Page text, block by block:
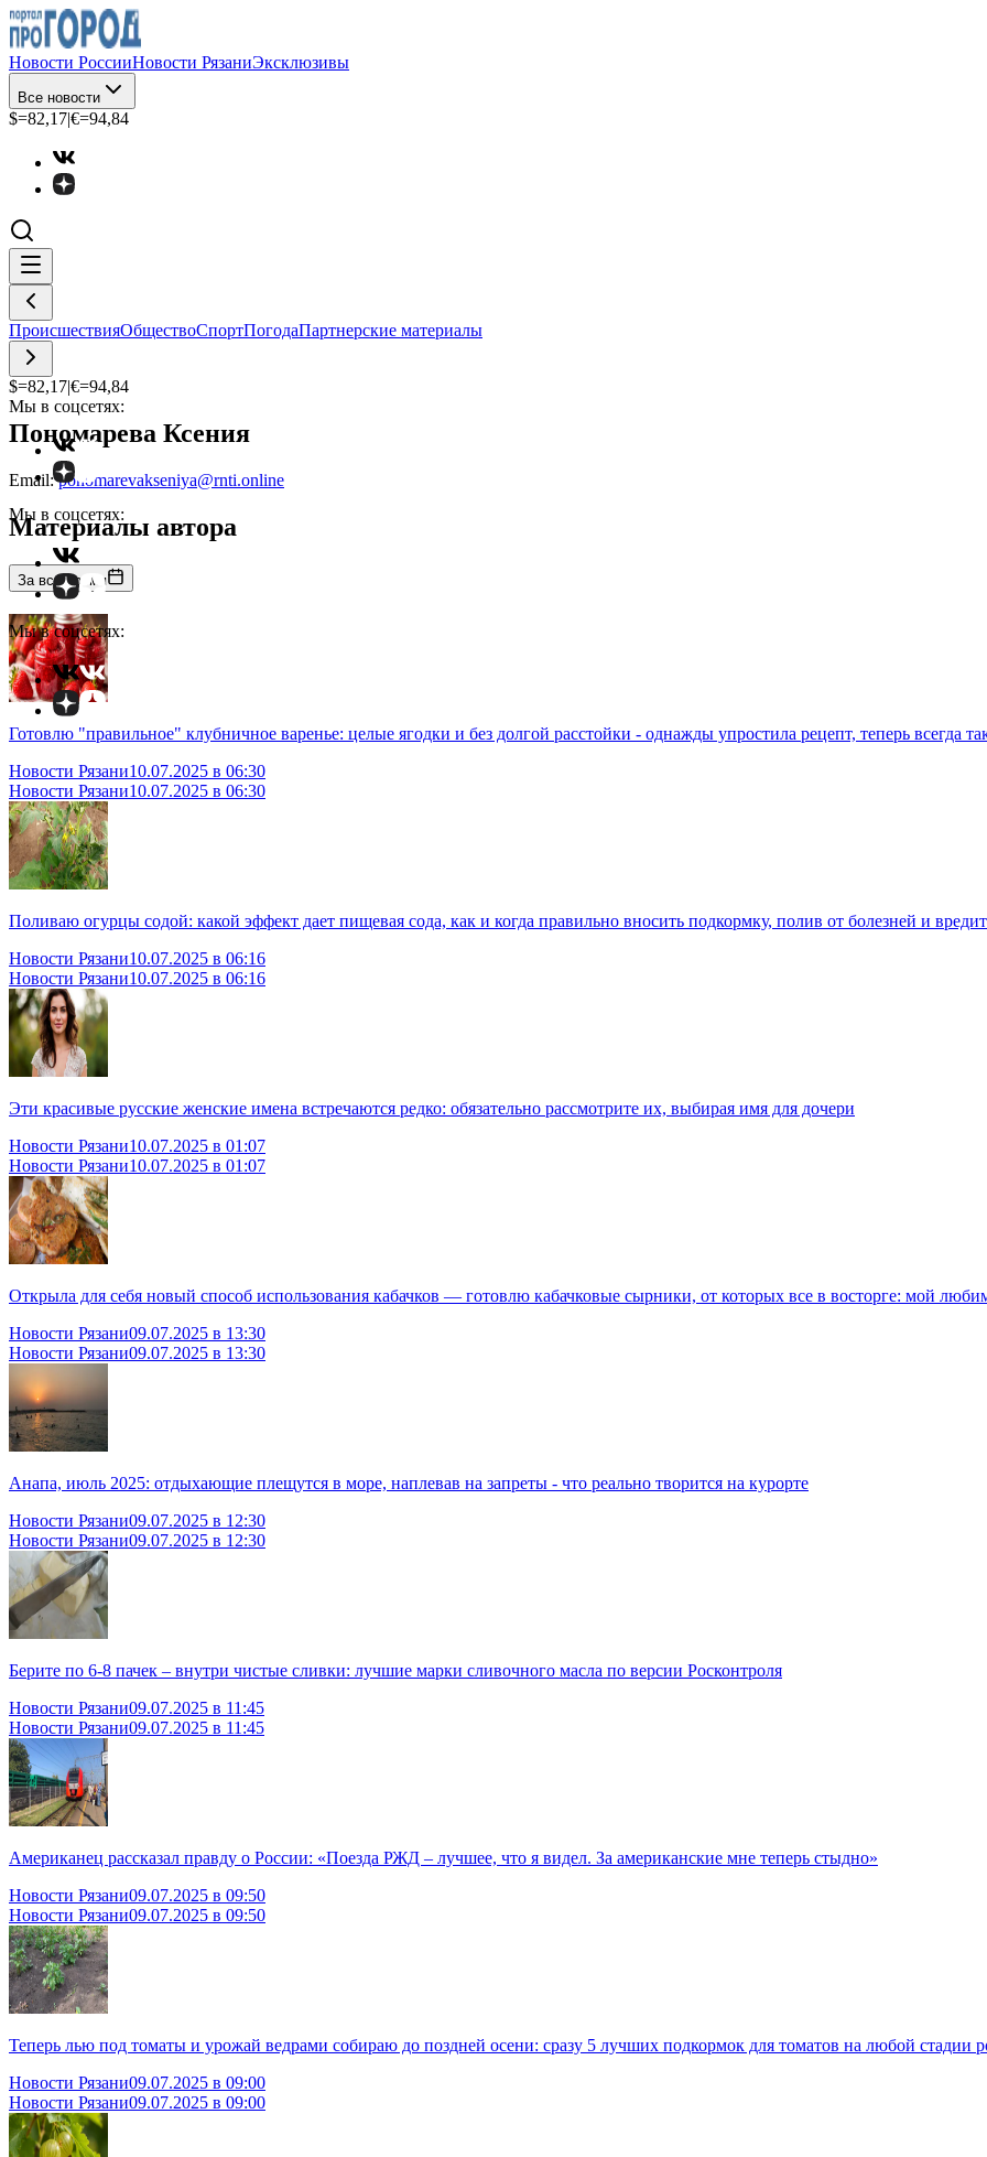
Новости РоссииНовости РязаниЭксклюзивы
Все новости
$=82,17|€=94,84
ПроисшествияОбществоСпортПогодаПартнерские материалы
$=82,17|€=94,84
Мы в соцсетях:
Мы в соцсетях:
Мы в соцсетях:
Пономарева Ксения
Email: ponomarevakseniya@rnti.online
Материалы автора
За все время
Готовлю "правильное" клубничное варенье: целые ягодки и без долгой расстойки - однажды упростила рецепт, теперь всегда
Новости Рязани10.07.2025 в 06:30
Новости Рязани10.07.2025 в 06:30
Поливаю огурцы содой: какой эффект дает пищевая сода, как и когда правильно вносить подкормку, полив от болезней и
Новости Рязани10.07.2025 в 06:16
Новости Рязани10.07.2025 в 06:16
Эти красивые русские женские имена встречаются редко: обязательно рассмотрите их, выбирая имя для дочери
Новости Рязани10.07.2025 в 01:07
Новости Рязани10.07.2025 в 01:07
Открыла для себя новый способ использования кабачков — готовлю кабачковые сырники, от которых все в восторге: мой
Новости Рязани09.07.2025 в 13:30
Новости Рязани09.07.2025 в 13:30
Анапа, июль 2025: отдыхающие плещутся в море, наплевав на запреты - что реально творится на курорте
Новости Рязани09.07.2025 в 12:30
Новости Рязани09.07.2025 в 12:30
Берите по 6-8 пачек – внутри чистые сливки: лучшие марки сливочного масла по версии Росконтроля
Новости Рязани09.07.2025 в 11:45
Новости Рязани09.07.2025 в 11:45
Американец рассказал правду о России: «Поезда РЖД – лучшее, что я видел. За американские мне теперь стыдно»
Новости Рязани09.07.2025 в 09:50
Новости Рязани09.07.2025 в 09:50
Теперь лью под томаты и урожай ведрами собираю до поздней осени: сразу 5 лучших подкормок для томатов на любой стадии
Новости Рязани09.07.2025 в 09:00
Новости Рязани09.07.2025 в 09:00